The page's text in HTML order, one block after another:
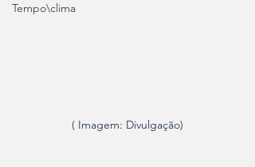
Tempo\clima
( Imagem: Divulgação)